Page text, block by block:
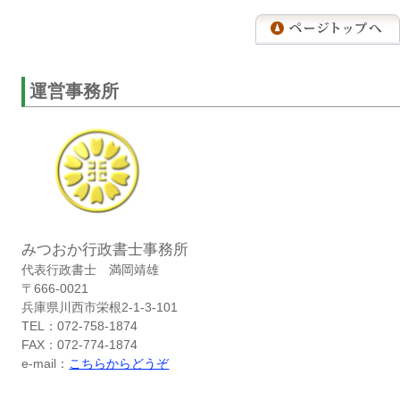
運営事務所
みつおか行政書士事務所
代表行政書士 満岡靖雄
〒666-0021
兵庫県川西市栄根2-1-3-101
TEL：072-758-1874
FAX：072-774-1874
e-mail： こちらからどうぞ